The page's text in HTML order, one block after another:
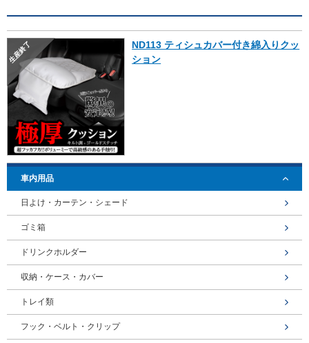
生産終了
ND113 ティシュカバー付き綿入りクッ
ション
車内用品
日よけ・カーテン・シェード
ゴミ箱
ドリンクホルダー
収納・ケース・カバー
トレイ類
フック・ベルト・クリップ